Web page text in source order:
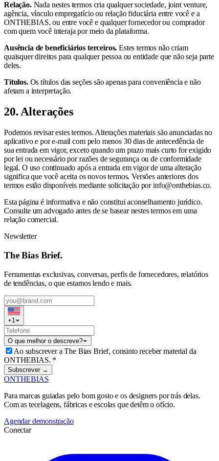
Relação.Nada nestes termos cria qualquer sociedade, joint venture,
agência, vínculo empregatício ou relação fiduciária entre você e a
ONTHEBIAS, ou entre você e qualquer fornecedor ou comprador
com quem você interaja por meio da plataforma.
Ausência de beneficiários terceiros. Estes termos não criam
quaisquer direitos para qualquer pessoa ou entidade que não seja parte
deles.
Títulos.Os títulos das seções são apenas para conveniência e não
afetam a interpretação.
20. Alterações
Podemos revisar estes termos. Alterações materiais são anunciadas no
aplicativo e por e-mail com pelo menos 30 dias de antecedência de
sua entrada em vigor, exceto quando um prazo mais curto for exigido
por lei ou necessário por razões de segurança ou de conformidade
legal. O uso continuado após a entrada em vigor de uma alteração
significa que você aceita os novos termos. Versões anteriores dos
termos estão disponíveis mediante solicitação por info@onthebias.co.
Esta página é informativa e não constitui aconselhamento jurídico.
Consulte um advogado antes de se basear nestes termos em uma
relação comercial.
Newsletter
The Bias Brief.
Ferramentas exclusivas, conversas, perfis de fornecedores, relatórios
de tendências, o que estamos lendo e mais.
+1
O que melhor o descreve?
Ao subscrever a The Bias Brief, consinto receber material da
ONTHEBIAS. *
Subscrever →
ONTHEBIAS
Para marcas guiadas pelo bom gosto e os designers por trás delas.
Com as tecelagens, fábricas e escolas que detêm o ofício.
Agendar demonstração
Conectar